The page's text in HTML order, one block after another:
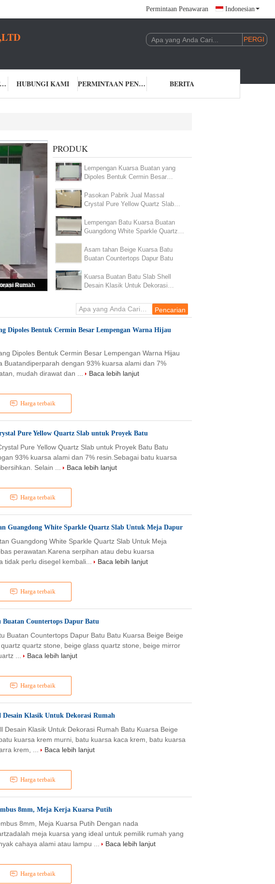
Permintaan Penawaran Indonesian
KONTROL KUALITAS HUBUNGI KAMI PERMINTAAN PENAWARAN BERITA
Lempengan Kuarsa Buatan yang Dipoles Bentuk Cermin Besar Lempengan Warna Hijau untuk meja dapur
PRODUK
Lempengan Kuarsa Buatan yang
Dipoles Bentuk Cermin Besar
dapur
Pasokan Pabrik Jual Massal
Crystal Pure Yellow Quartz Slab
Lempengan Batu Kuarsa Buatan
Guangdong White Sparkle Quartz
Asam tahan Beige Kuarsa Batu
Buatan Countertops Dapur Batu
Kuarsa Buatan Batu Slab Shell
Desain Klasik Untuk Dekorasi
Dipoles Bentuk Cermin Besar Lempengan Warna Hijau
Harga terbaik
Dipoles Bentuk Cermin Besar Lempengan Warna Hijau
Buatandiperparah dengan 93% kuarsa alami dan 7%
mudah dirawat dan ...
Baca lebih lanjut
Pure Yellow Quartz Slab untuk Proyek Batu
Harga terbaik
Pure Yellow Quartz Slab untuk Proyek Batu Batu
93% kuarsa alami dan 7% resin.Sebagai batu kuarsa
Selain ...
Baca lebih lanjut
Guangdong White Sparkle Quartz Slab Untuk Meja Dapur
Harga terbaik
Guangdong White Sparkle Quartz Slab Untuk Meja
perawatan.Karena serpihan atau debu kuarsa
tidak perlu disegel kembali...
Baca lebih lanjut
Buatan Countertops Dapur Batu
Harga terbaik
Buatan Countertops Dapur Batu Batu Kuarsa Beige Beige
quartz stone, beige glass quartz stone, beige mirror
...
Baca lebih lanjut
Klasik Untuk Dekorasi Rumah
Harga terbaik
Desain Klasik Untuk Dekorasi Rumah Batu Kuarsa Beige
kuarsa krem ​​murni, batu kuarsa kaca krem, batu kuarsa
krem, ...
Baca lebih lanjut
8mm, Meja Kerja Kuarsa Putih
Harga terbaik
8mm, Meja Kuarsa Putih Dengan nada
meja kuarsa yang ideal untuk pemilik rumah yang
cahaya alami atau lampu ...
Baca lebih lanjut